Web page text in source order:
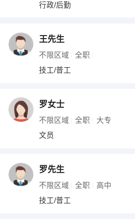
收银员
水电/机修
编辑
其他职位
行政/后勤
王先生
不限区域 全职
技工/普工
罗女士
不限区域 全职 大专
文员
罗先生
不限区域 全职 高中
技工/普工